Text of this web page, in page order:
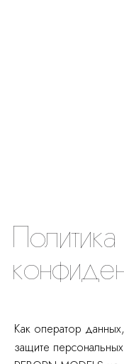
Политика
Как оператор
защите